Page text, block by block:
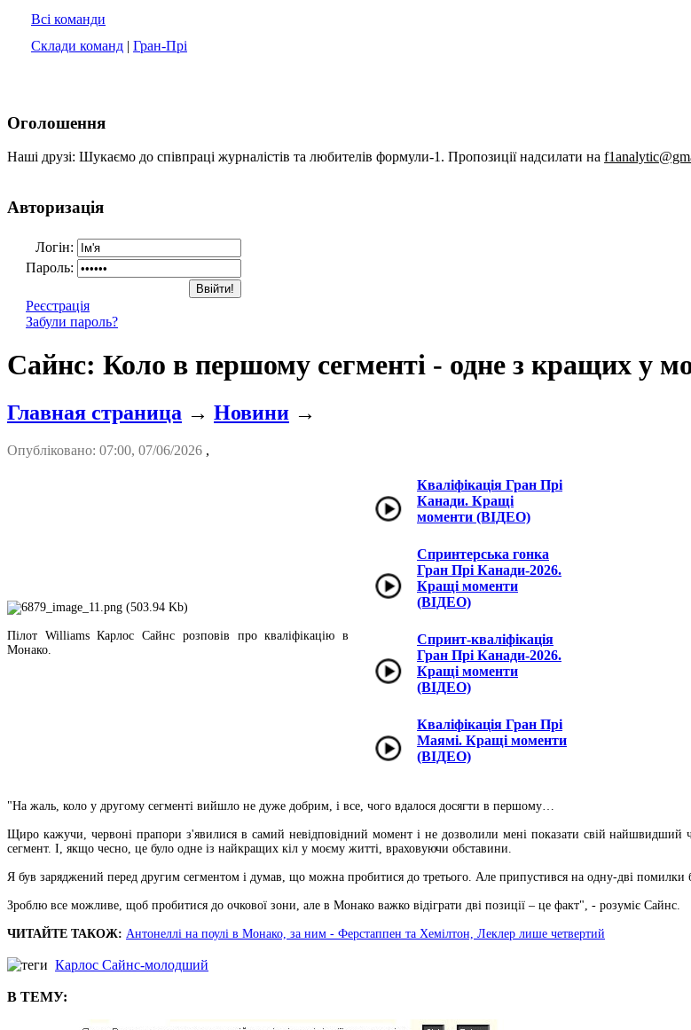
Всі команди
Склади команд | Гран-Прі
Оголошення
Наші друзі: Шукаємо до співпраці журналістів та любителів формули-1. Пропозиції надсилати на
Авторизація
Логін:
Пароль:
Реєстрація
Забули пароль?
Сайнс: Коло в першому сегменті - одне з кращих у
Главная страница → Новини →
Опубліковано: 07:00, 07/06/2026 ,
Пілот Williams Карлос Сайнс розповів про кваліфікацію в
Монако.
Кваліфікація Гран Прі
Канади. Кращі
моменти (ВІДЕО)
Спринтерська гонка
Гран Прі Канади-2026.
Кращі моменти
(ВІДЕО)
Спринт-кваліфікація
Гран Прі Канади-2026.
Кращі моменти
(ВІДЕО)
Кваліфікація Гран Прі
Маямі. Кращі моменти
(ВІДЕО)
"На жаль, коло у другому сегменті вийшло не дуже добрим, і все, чого вдалося досягти в першому…
Щиро кажучи, червоні прапори з'явилися в самий невідповідний момент і не дозволили мені показати свій
сегмент. І, якщо чесно, це було одне із найкращих кіл у моєму житті, враховуючи обставини.
Я був заряджений перед другим сегментом і думав, що можна пробитися до третього. Але припустився на одну-дві помилки
Зроблю все можливе, щоб пробитися до очкової зони, але в Монако важко відіграти дві позиції – це факт", - розуміє Сайнс.
ЧИТАЙТЕ ТАКОЖ: Антонеллі на поулі в Монако, за ним - Ферстаппен та Хемілтон, Леклер лише четвертий
Карлос Сайнс-молодший
В ТЕМУ: